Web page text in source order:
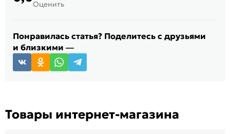
Оценить
Понравилась статья? Поделитесь с друзьями
и близкими —
Товары интернет-магазина